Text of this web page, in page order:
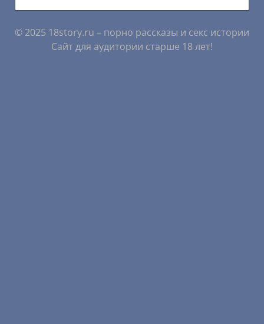
© 2025 18story.ru – порно рассказы и секс истории
Сайт для аудитории старше 18 лет!